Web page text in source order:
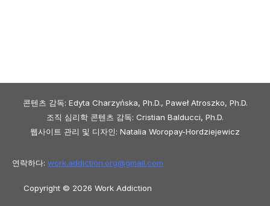
콘텐츠 감독: Edyta Charzyńska, Ph.D., Paweł Atroszko, Ph.D.
조직 심리학 콘텐츠 감독: Cristian Balducci, Ph.D.
웹사이트 관리 및 디자인: Natalia Woropay-Hordziejewicz
연락하다: work.addiction.org@gmail.com
Copyright © 2026 Work Addiction